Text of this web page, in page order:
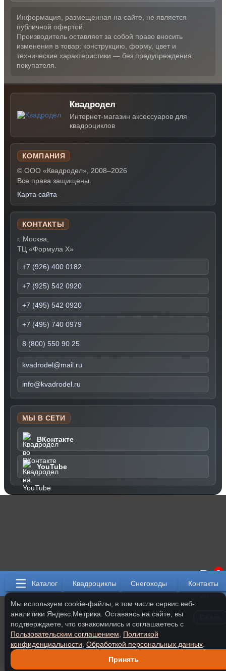
Каталог Квадроциклы Снегоходы Контакты
0
Информация, размещенная на сайте, не является
публичной офертой.
Производитель оставляет за собой право вносить
изменения в товар: конструкцию, форму, цвет и
технические характеристики — без предупреждения
покупателя.
Квадродел
Интернет-магазин аксессуаров для
квадроциклов
КОМПАНИЯ
© ООО «Квадродел», 2008–2026
Все права защищены.
Карта сайта
КОНТАКТЫ
г. Москва,
ТЦ «Формула Х»
+7 (926) 400 0182
+7 (925) 542 0920
+7 (495) 542 0920
+7 (495) 740 0979
8 (800) 550 90 25
kvadrodel@mail.ru
info@kvadrodel.ru
МЫ В СЕТИ
ВКонтакте
YouTube
Мы используем cookie-файлы, в том числе сервис веб-
аналитики Яндекс.Метрика. Оставаясь на сайте, вы
подтверждаете, что ознакомились и соглашаетесь с
Пользовательским соглашением
Политикой
конфиденциальности Обработкой персональных данных
Принять